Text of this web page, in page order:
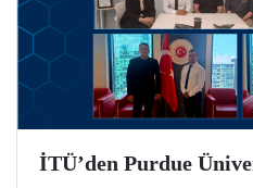
İTÜ’den Purdue